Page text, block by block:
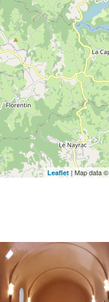
Leaflet| Map data ©